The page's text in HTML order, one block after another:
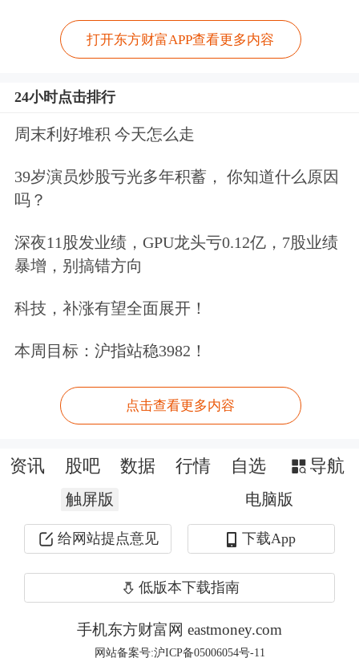
安集科技 1 241
178.50
300946
恒而达 3 239
71.98
300818
耐普矿机
688559
海目星 1
688381
帝奥微 1 95
21.74
002527
300793
佳禾智能
16.39
002311
海大集团 1
600415
小商品城 2
阳光诺和 1 59
43.01
688322
奥比中光 1 59
56.38
301479
弘景光电 2 58
131.58
仕佳光子
29.87
002967
广电计量 1 54
16.93
4 51
儒竞科技 1 50
打开东方财富APP查看更多内容
24小时点击排行
周末利好堆积 今天怎么走
39岁演员炒股亏光多年积蓄， 你知道什么原因
吗？
深夜11股发业绩，GPU龙头亏0.12亿，7股业绩
暴增，别搞错方向
科技，补涨有望全面展开！
本周目标：沪指站稳3982！
点击查看更多内容
资讯 股吧 数据 行情 自选 导航
触屏版 电脑版
给网站提点意见 下载App
低版本下载指南
手机东方财富网 eastmoney.com
网站备案号:沪ICP备05006054号-11